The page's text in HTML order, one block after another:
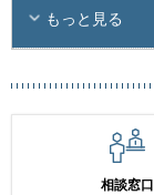
もっと見る
相談窓口